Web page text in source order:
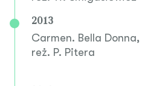
2013
Carmen. Bella Donna,
reż. P. Pitera